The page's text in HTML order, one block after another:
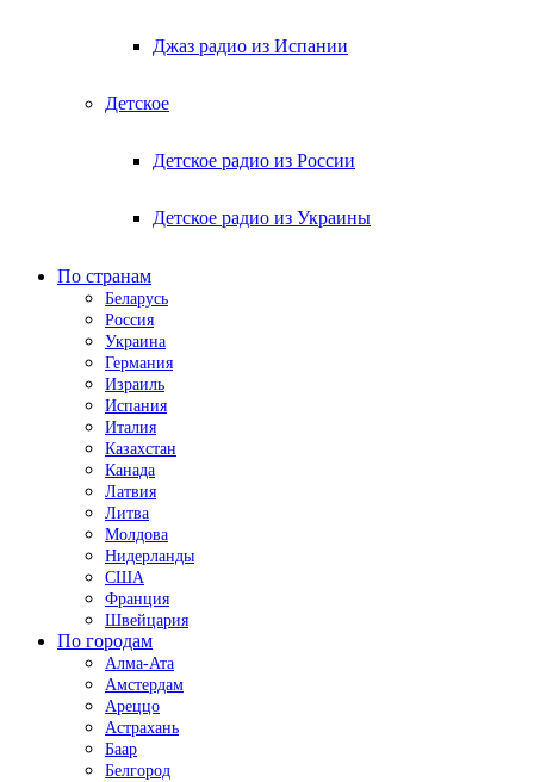
Джаз радио из Испании
Детское
Детское радио из России
Детское радио из Украины
По странам
Беларусь
Россия
Украина
Германия
Израиль
Испания
Италия
Казахстан
Канада
Латвия
Литва
Молдова
Нидерланды
США
Франция
Швейцария
По городам
Алма-Ата
Амстердам
Ареццо
Астрахань
Баар
Белгород